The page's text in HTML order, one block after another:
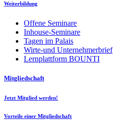
Weiterbildung
Offene Seminare
Inhouse-Seminare
Tagen im Palais
Wirte-und Unternehmerbrief
Lernplattform BOUNTI
Mitgliedschaft
Jetzt Mitglied werden!
Vorteile einer Mitgliedschaft